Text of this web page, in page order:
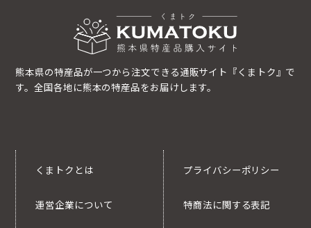
熊本県の特産品が一つから注文できる通販サイト『くまトク』で
す。全国各地に熊本の特産品をお届けします。
くまトクとは
運営企業について
プライバシーポリシー
特商法に関する表記